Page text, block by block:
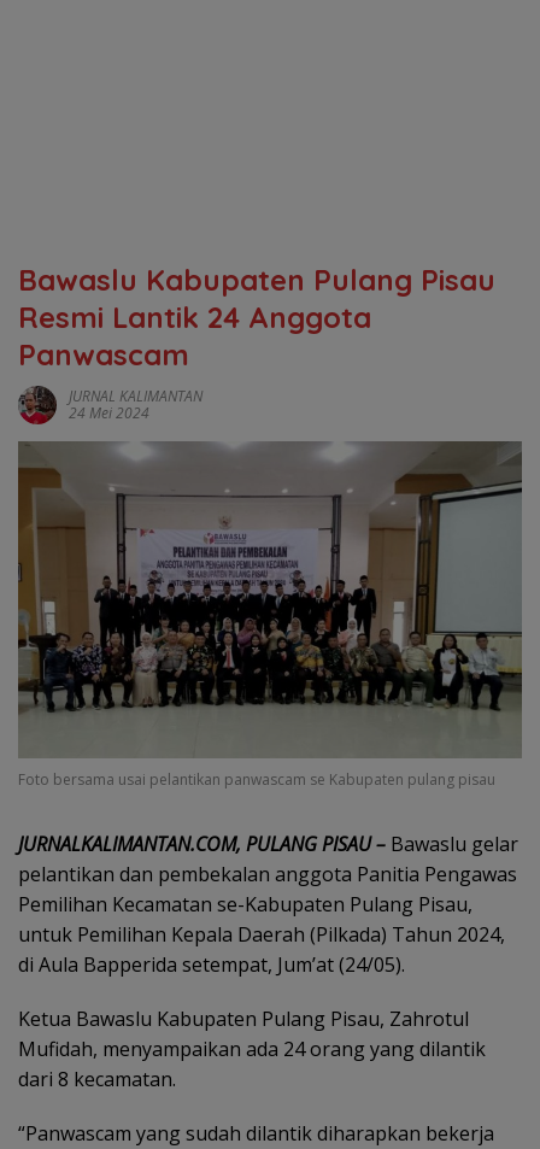
Bawaslu Kabupaten Pulang Pisau
Resmi Lantik 24 Anggota
Panwascam
JURNAL KALIMANTAN
24 Mei 2024
Foto bersama usai pelantikan panwascam se Kabupaten pulang pisau
JURNALKALIMANTAN.COM, PULANG PISAU – Bawaslu gelar
pelantikan dan pembekalan anggota Panitia Pengawas
Pemilihan Kecamatan se-Kabupaten Pulang Pisau,
untuk Pemilihan Kepala Daerah (Pilkada) Tahun 2024,
di Aula Bapperida setempat, Jum’at (24/05).
Ketua Bawaslu Kabupaten Pulang Pisau, Zahrotul
Mufidah, menyampaikan ada 24 orang yang dilantik
dari 8 kecamatan.
“Panwascam yang sudah dilantik diharapkan bekerja